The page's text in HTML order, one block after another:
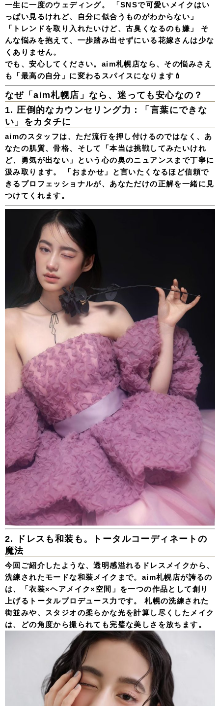
一生に一度のウェディング。 「SNSで可愛いメイクはい
っぱい見るけれど、自分に似合うものがわからない」
「トレンドを取り入れたいけど、古臭くなるのも嫌」 そ
んな悩みを抱えて、一歩踏み出せずにいる花嫁さんは少な
くありません。
でも、安心してください。 aim札幌店なら、その悩みさえ
も「最高の自分」に変わるスパイスになります💄
なぜ「aim札幌店」なら、迷っても安心なの？
1. 圧倒的なカウンセリング力：「言葉にできな
い」をカタチに
aimのスタッフは、ただ流行を押し付けるのではなく、あ
なたの肌質、骨格、そして「本当は挑戦してみたいけれ
ど、勇気が出ない」という心の奥のニュアンス まで丁寧に
汲み取ります。 「おまかせ」と言いたくなるほど信頼で
きるプロフェッショナルが、あなただけの正解を一緒に見
つけてくれます。
2. ドレスも和装も。トータルコーディネートの
魔法
今回ご紹介したような、透明感溢れるドレスメイクから、
洗練されたモードな和装メイクまで。aim札幌店が誇るの
は、
「衣装×ヘアメイク×空間」を一つの作品として創り
上げるトータルプロデュース力です。 札幌の洗練された
街並みや、スタジオの柔らかな光を計算し尽くしたメイク
は、どの角度から撮られても完璧な美しさを放ちます。